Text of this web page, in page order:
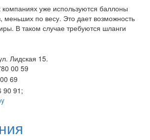
уже используются баллоны
меньших по весу. Это дает возможность
В таком случае требуются шланги
Лидская 15.
00 59
69
90 91;